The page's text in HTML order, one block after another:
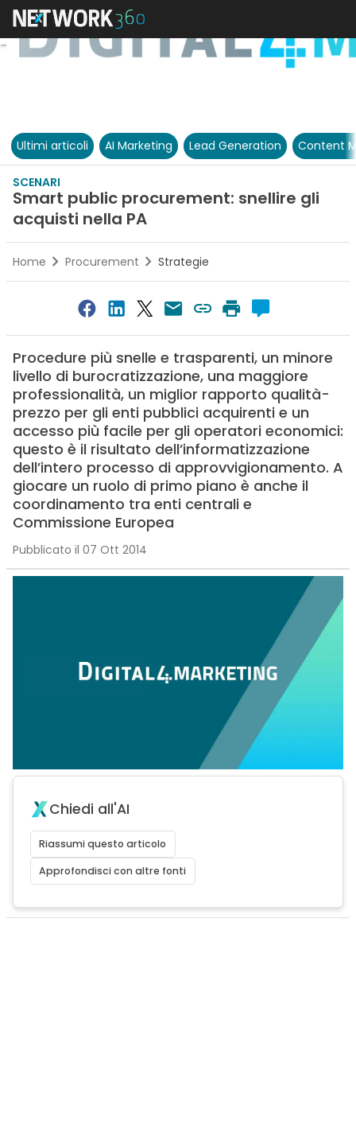
Ultimi articoli AI Marketing Lead Generation Content
SCENARI
Smart public procurement: snellire gli
acquisti nella PA
Home Procurement Strategie
Procedure più snelle e trasparenti, un minore
livello di burocratizzazione, una maggiore
professionalità, un miglior rapporto qualità-
prezzo per gli enti pubblici acquirenti e un
accesso più facile per gli operatori economici:
questo è il risultato dell’informatizzazione
dell’intero processo di approvvigionamento. A
giocare un ruolo di primo piano è anche il
coordinamento tra enti centrali e
Commissione Europea
Pubblicato il 07 Ott 2014
Chiedi all'AI
Riassumi questo articolo
Approfondisci con altre fonti